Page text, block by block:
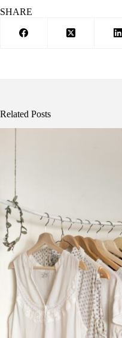
SHARE
Related Posts